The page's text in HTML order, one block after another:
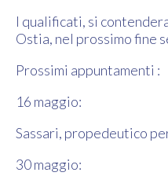
I qualificati, si
Ostia, nel prossimo fine
Prossimi appuntamenti :
16 maggio:
Sassari, propedeutico
30 maggio: